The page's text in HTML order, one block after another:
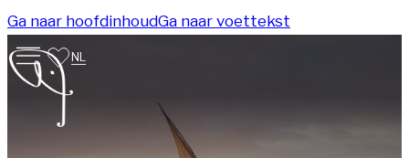
Ga naar hoofdinhoudGa naar voettekst
NL